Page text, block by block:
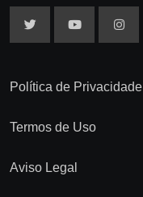
Política de Privacidade
Termos de Uso
Aviso Legal